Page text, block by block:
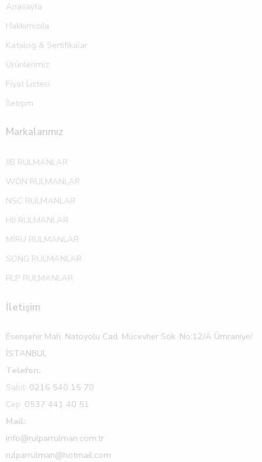
Anasayfa
Hakkımızda
Katalog & Sertifikalar
Ürünlerimiz
Fiyat Listesi
İletişim
Markalarımız
JIB RULMANLAR
WON RULMANLAR
NSC RULMANLAR
HIJ RULMANLAR
MİRU RULMANLAR
SONG RULMANLAR
RLP RULMANLAR
İletişim
Esenşehir Mah. Natoyolu Cad. Mücevher Sok. No:12/A Ümraniye/
İSTANBUL
Telefon:
Sabit: 0216 540 15 70
Cep: 0537 441 40 51
Mail:
info@rulparrulman.com.tr
rulparrulman@hotmail.com